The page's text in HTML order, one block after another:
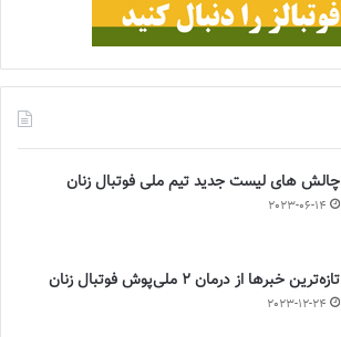
چالش هاى ليست جدید تيم ملى فوتبال زنان
2023-06-14
تازه‌ترین خبرها از درمان ۲ ملی‌پوش فوتبال زنان
2023-12-24